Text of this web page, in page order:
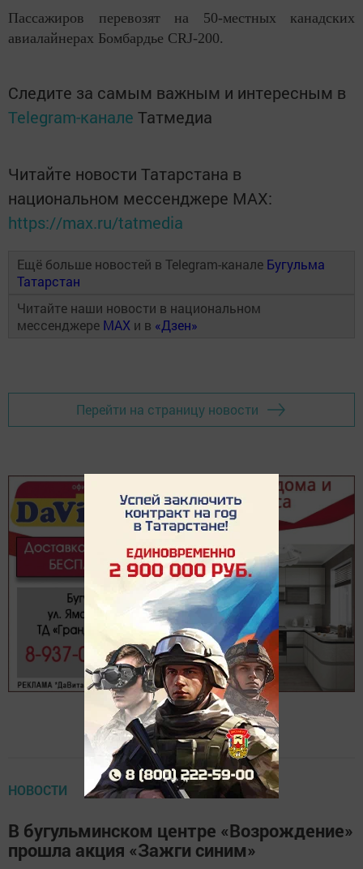
Пассажиров перевозят на 50-местных канадских
авиалайнерах Бомбардье CRJ-200.
Следите за самым важным и интересным в
Telegram-канале Татмедиа
Читайте новости Татарстана в
национальном мессенджере MАХ:
https://max.ru/tatmedia
Ещё больше новостей в Telegram-канале Бугульма
Татарстан
Читайте наши новости в национальном
мессенджере MAX и в «Дзен»
Перейти на страницу новости
НОВОСТИ
В бугульминском центре «Возрождение»
прошла акция «Зажги синим»